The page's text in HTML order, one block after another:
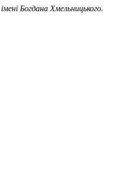
Богдана Хмельницького.